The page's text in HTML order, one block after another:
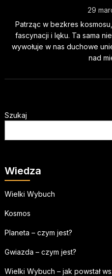
29
Patrząc w bezkres
fascynacji i lęku. Ta sama
wywołuje w nas duchowe
nad
Szukaj
Wiedza
Wielki Wybuch
Kosmos
Planeta – czym jest?
Gwiazda – czym jest?
Wielki Wybuch – jak powstał